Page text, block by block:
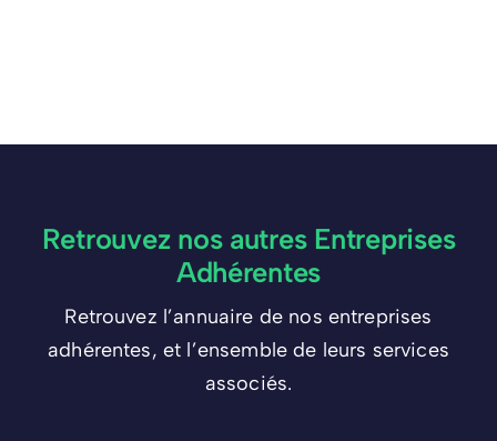
Retrouvez nos autres Entreprises
Adhérentes
Retrouvez l’annuaire de nos entreprises
adhérentes, et l’ensemble de leurs services
associés.